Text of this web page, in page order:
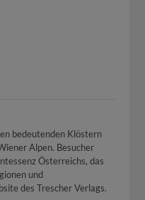
bedeutenden Klöstern
Alpen. Besucher
Österreichs, das
und
des Trescher Verlags.